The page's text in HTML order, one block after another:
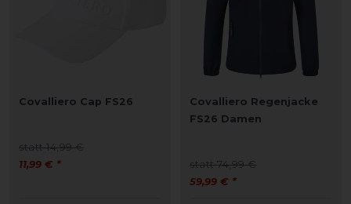
Covalliero Cap FS26
statt 14,99 €
11,99 € *
Covalliero Regenjacke
FS26 Damen
statt 74,99 €
59,99 € *